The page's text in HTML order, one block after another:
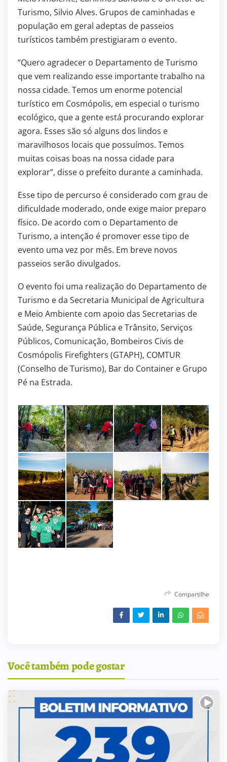
Turismo, Silvio Alves. Grupos de caminhadas e
população em geral adeptas de passeios
turísticos também prestigiaram o evento.
“Quero agradecer o Departamento de Turismo
que vem realizando esse importante trabalho na
nossa cidade. Temos um enorme potencial
turístico em Cosmópolis, em especial o turismo
ecológico, que a gente está procurando explorar
agora. Esses são só alguns dos lindos e
maravilhosos locais que possuímos. Temos
muitas coisas boas na nossa cidade para
explorar”, disse o prefeito durante a caminhada.
Esse tipo de percurso é considerado com grau de
dificuldade moderado, onde exige maior preparo
físico. De acordo com o Departamento de
Turismo, a intenção é promover esse tipo de
evento uma vez por mês. Em breve novos
passeios serão divulgados.
O evento foi uma realização do Departamento de
Turismo e da Secretaria Municipal de Agricultura
e Meio Ambiente com apoio das Secretarias de
Saúde, Segurança Pública e Trânsito, Serviços
Públicos, Comunicação, Bombeiros Civis de
Cosmópolis Firefighters (GTAPH), COMTUR
(Conselho de Turismo), Bar do Container e Grupo
Pé na Estrada.
Compartilhe
Você também pode gostar